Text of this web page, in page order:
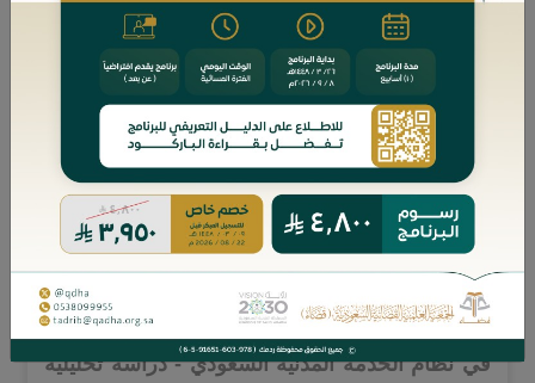
فقهية مقارنة
مصفي التركة: تكييفه والأعمال المسندة له نظامًا -
رؤية فقهية معاصرة
- إعلام الزوجة بالرجعة - دراسة فقهية مقارنة
خالد بن مطلق الدغيلبي.
-تحكيم المرأة في حل المنازعات - رؤية فقهية
معاصرة، د. محمد بن معيض الشهراني.
-أبعاد التزام الموظف العام بعدم ممارسة التجارة
في نظام الخدمة المدنية السعودي - دراسة تحليلية